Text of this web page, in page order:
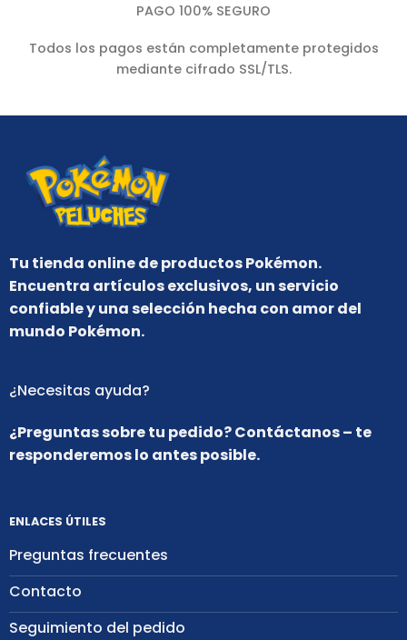
PAGO 100% SEGURO
Todos los pagos están completamente protegidos
mediante cifrado SSL/TLS.
Tu tienda online de productos Pokémon.
Encuentra artículos exclusivos, un servicio
confiable y una selección hecha con amor del
mundo Pokémon.
ENLACES ÚTILES
Preguntas frecuentes
Contacto
Seguimiento del pedido
¿Necesitas ayuda?
¿Preguntas sobre tu pedido? Contáctanos – te
responderemos lo antes posible.